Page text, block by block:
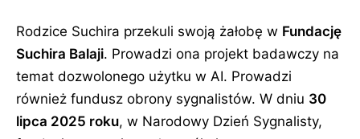
Rodzice Suchira przekuli swoją żałobę w Fundację
Suchira Balaji. Prowadzi ona projekt badawczy na
temat dozwolonego użytku w AI. Prowadzi
również fundusz obrony sygnalistów. W dniu 30
lipca 2025 roku, w Narodowy Dzień Sygnalisty,